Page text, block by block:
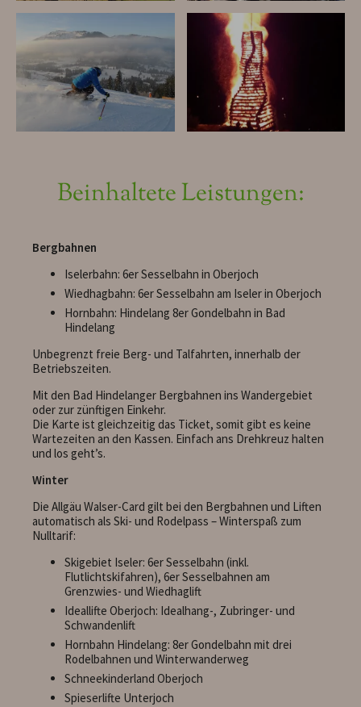
Beinhaltete Leistungen:
Bergbahnen
Iselerbahn: 6er Sesselbahn in Oberjoch
Wiedhagbahn: 6er Sesselbahn am Iseler in Oberjoch
Hornbahn: Hindelang 8er Gondelbahn in Bad
Hindelang
Unbegrenzt freie Berg- und Talfahrten, innerhalb der
Betriebszeiten.
Mit den Bad Hindelanger Bergbahnen ins Wandergebiet
oder zur zünftigen Einkehr.
Die Karte ist gleichzeitig das Ticket, somit gibt es keine
Wartezeiten an den Kassen. Einfach ans Drehkreuz halten
und los geht’s.
Winter
Die Allgäu Walser-Card gilt bei den Bergbahnen und Liften
automatisch als Ski- und Rodelpass – Winterspaß zum
Nulltarif:
Skigebiet Iseler: 6er Sesselbahn (inkl.
Flutlichtskifahren), 6er Sesselbahnen am
Grenzwies- und Wiedhaglift
Ideallifte Oberjoch: Idealhang-, Zubringer- und
Schwandenlift
Hornbahn Hindelang: 8er Gondelbahn mit drei
Rodelbahnen und Winterwanderweg
Schneekinderland Oberjoch
Spieserlifte Unterjoch